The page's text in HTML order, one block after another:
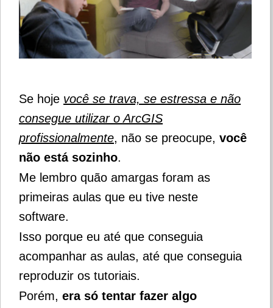
Se hoje você se trava, se estressa e não
consegue utilizar o ArcGIS
profissionalmente, não se preocupe, você
não está sozinho.
Me lembro quão amargas foram as
primeiras aulas que eu tive neste
software.
Isso porque eu até que conseguia
acompanhar as aulas, até que conseguia
reproduzir os tutoriais.
Porém, era só tentar fazer algo